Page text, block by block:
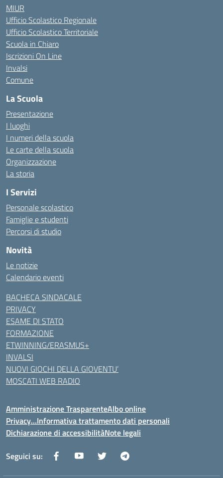
MIUR
Ufficio Scolastico Regionale
Ufficio Scolastico Territoriale
Scuola in Chiaro
Iscrizioni On Line
Invalsi
Comune
La Scuola
Presentazione
I luoghi
I numeri della scuola
Le carte della scuola
Organizzazione
La storia
I Servizi
Personale scolastico
Famiglie e studenti
Percorsi di studio
Novità
Le notizie
Calendario eventi
BACHECA SINDACALE
PRIVACY
ESAME DI STATO
FORMAZIONE
ETWINNING/ERASMUS+
INVALSI
NUOVI GIOCHI DELLA GIOVENTU’
MOSCATI WEB RADIO
Amministrazione TrasparenteAlbo online
Privacy…Informativa trattamento dati personali
Dichiarazione di accessibilitàNote legali
Seguici su: